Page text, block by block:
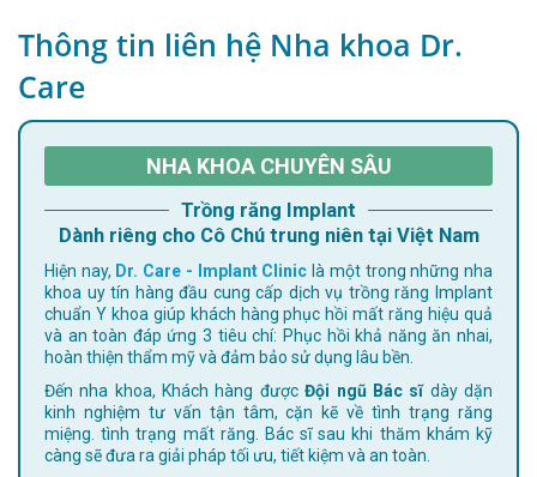
Thông tin liên hệ Nha khoa Dr.
Care
NHA KHOA CHUYÊN SÂU
Trồng răng Implant
Dành riêng cho Cô Chú trung niên tại Việt Nam
Hiện nay, Dr. Care - Implant Clinic là một trong những nha
khoa uy tín hàng đầu cung cấp dịch vụ trồng răng Implant
chuẩn Y khoa giúp khách hàng phục hồi mất răng hiệu quả
và an toàn đáp ứng 3 tiêu chí: Phục hồi khả năng ăn nhai,
hoàn thiện thẩm mỹ và đảm bảo sử dụng lâu bền.
Đến nha khoa, Khách hàng đượcĐội ngũ Bác sĩdày dặn
kinh nghiệm tư vấn tận tâm, cặn kẽ về tình trạng răng
miệng. tình trạng mất răng. Bác sĩ sau khi thăm khám kỹ
càng sẽ đưa ra giải pháp tối ưu, tiết kiệm và an toàn.